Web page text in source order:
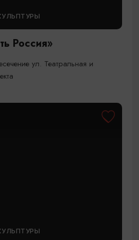
Россия»
ул. Театральная и